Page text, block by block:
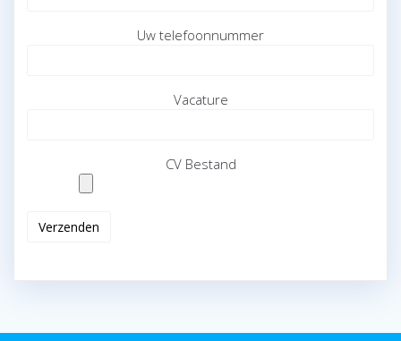
Uw telefoonnummer
Vacature
CV Bestand